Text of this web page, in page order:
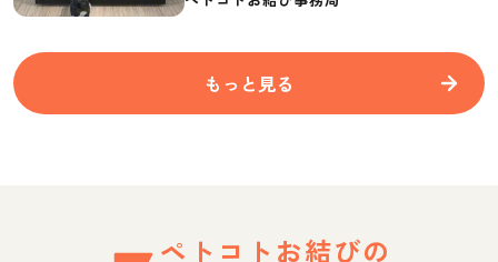
もっと見る
ペトコトお結びの